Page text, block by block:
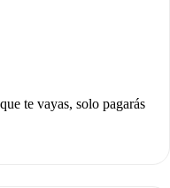
te vayas, solo pagarás